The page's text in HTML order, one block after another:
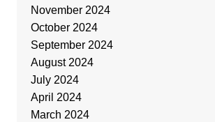
November 2024
October 2024
September 2024
August 2024
July 2024
April 2024
March 2024